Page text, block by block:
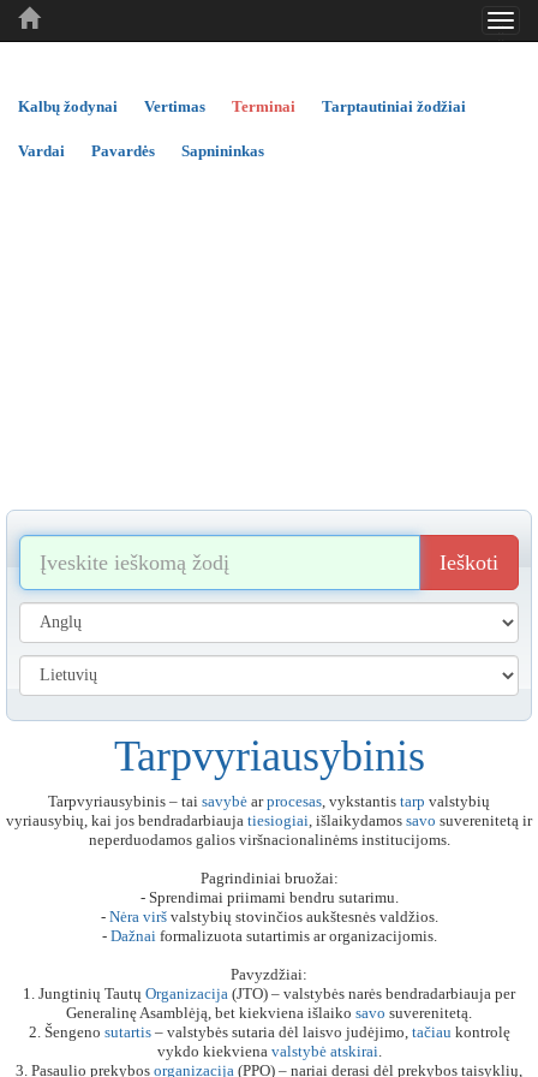
..
..
Kalbų žodynai Vertimas Terminai Tarptautiniai žodžiai
Vardai Pavardės Sapnininkas
Ieškoti
Tarpvyriausybinis
Tarpvyriausybinis – tai savybė arprocesas, vykstantis tarp valstybių
vyriausybių, kai jos bendradarbiauja tiesiogiai, išlaikydamos savo suverenitetą ir
neperduodamos galios viršnacionalinėms institucijoms.
Pagrindiniai bruožai:
- Sprendimai priimami bendru sutarimu.
- Nėra viršvalstybių stovinčios aukštesnės valdžios.
- Dažnaiformalizuota sutartimis ar organizacijomis.
Pavyzdžiai:
1. Jungtinių Tautų Organizacija (JTO) – valstybės narės bendradarbiauja per
Generalinę Asamblėją, bet kiekviena išlaiko savo suverenitetą.
2. Šengeno sutartis– valstybės sutaria dėl laisvo judėjimo, tačiau kontrolę
vykdo kiekviena valstybė atskirai.
3. Pasaulio prekybos organizacija (PPO) – nariai derasi dėl prekybos taisyklių,